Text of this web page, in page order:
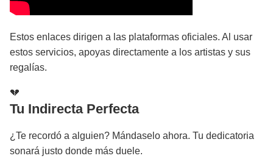
Estos enlaces dirigen a las plataformas oficiales. Al usar
estos servicios, apoyas directamente a los artistas y sus
regalías.
💔
Tu Indirecta Perfecta
¿Te recordó a alguien? Mándaselo ahora. Tu dedicatoria
sonará justo donde más duele.